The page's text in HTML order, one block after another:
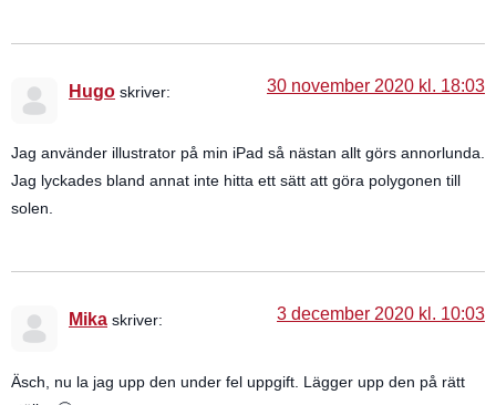
Hugo skriver: 30 november 2020 kl. 18:03
Jag använder illustrator på min iPad så nästan allt görs annorlunda.
Jag lyckades bland annat inte hitta ett sätt att göra polygonen till
solen.
Mika skriver: 3 december 2020 kl. 10:03
Äsch, nu la jag upp den under fel uppgift. Lägger upp den på rätt